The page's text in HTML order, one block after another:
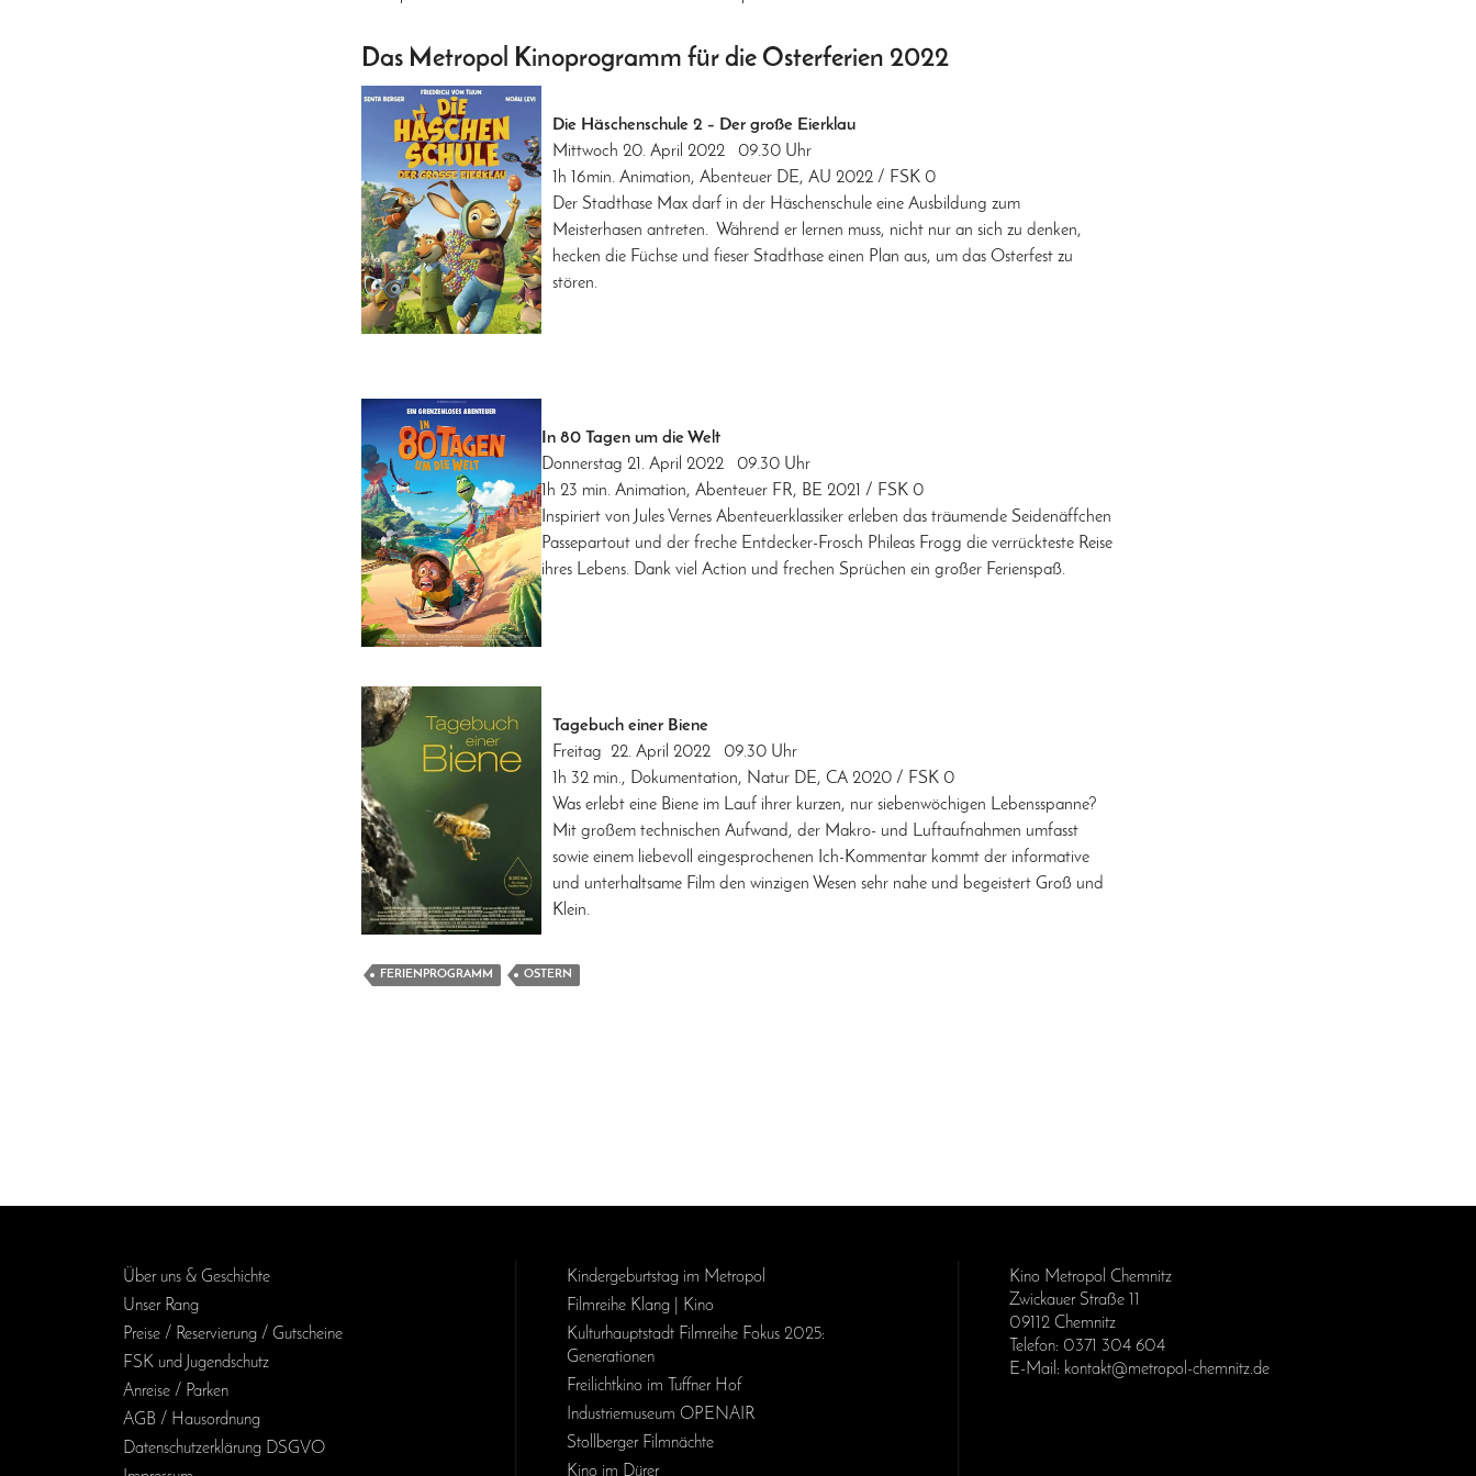
Das Metropol Kinoprogramm für die Osterferien 2022
Die Häschenschule 2 – Der große Eierklau
Mittwoch 20. April 2022 09.30 Uhr
1h 16min. Animation, Abenteuer DE, AU 2022 / FSK 0
Der Stadthase Max darf in der Häschenschule eine Ausbildung zum
Meisterhasen antreten. Während er lernen muss, nicht nur an sich zu denken,
hecken die Füchse und fieser Stadthase einen Plan aus, um das Osterfest zu
stören.
In 80 Tagen um die Welt
Donnerstag 21. April 2022 09.30 Uhr
1h 23 min. Animation, Abenteuer FR, BE 2021 / FSK 0
Inspiriert von Jules Vernes Abenteuerklassiker erleben das träumende Seidenäffchen
Passepartout und der freche Entdecker-Frosch Phileas Frogg die verrückteste Reise
ihres Lebens. Dank viel Action und frechen Sprüchen ein großer Ferienspaß.
Tagebuch einer Biene
Freitag 22. April 2022 09.30 Uhr
1h 32 min., Dokumentation, Natur DE, CA 2020 / FSK 0
Was erlebt eine Biene im Lauf ihrer kurzen, nur siebenwöchigen Lebensspanne?
Mit großem technischen Aufwand, der Makro- und Luftaufnahmen umfasst
sowie einem liebevoll eingesprochenen Ich-Kommentar kommt der informative
und unterhaltsame Film den winzigen Wesen sehr nahe und begeistert Groß und
Klein.
FERIENPROGRAMM OSTERN
Über uns & Geschichte
Unser Rang
Preise / Reservierung / Gutscheine
FSK und Jugendschutz
Anreise / Parken
AGB / Haus­ordnung
Daten­schutz­erklärung DSGVO
Kinder­geburts­tag im Metropol
Filmreihe Klang | Kino
Kulturhauptstadt Filmreihe Fokus 2025:
Generationen
Freilichtkino im Tuffner Hof
Industriemuseum OPENAIR
Stollberger Filmnächte
Kino im Dürer
Kino Metropol Chemnitz
Zwickauer Straße 11
09112 Chemnitz
Telefon: 0371 304 604
E-Mail: kontakt@metropol-chemnitz.de